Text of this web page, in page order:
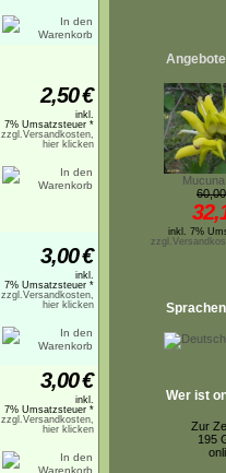
2,50€
inkl.
7% Umsatzsteuer *
zzgl.Versandkosten,
hier klicken
3,00€
inkl.
7% Umsatzsteuer *
zzgl.Versandkosten,
hier klicken
3,00€
inkl.
7% Umsatzsteuer *
zzgl.Versandkosten,
hier klicken
Angebote
inkl. 7%
Sprachen
Wer ist
Zur
195